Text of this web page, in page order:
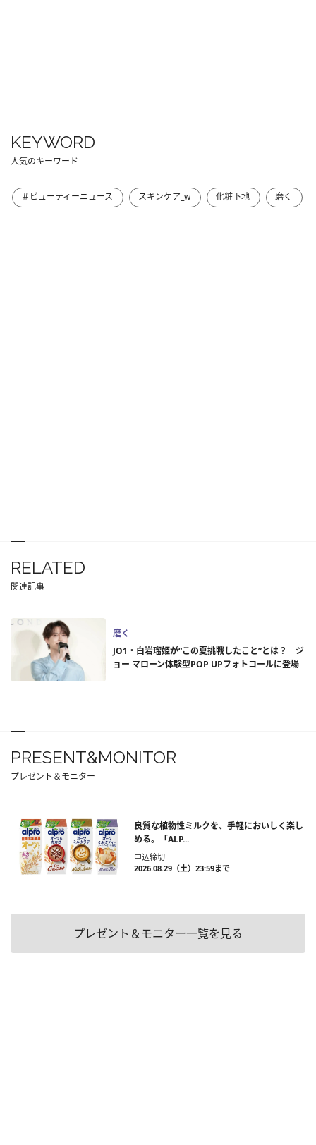
KEYWORD
人気のキーワード
＃ビューティーニュース スキンケア_w 化粧下地 磨く
RELATED
関連記事
磨く
JO1・白岩瑠姫が“この夏挑戦したこと”とは？ ジ
ョー マローン体験型POP UPフォトコールに登場
PRESENT&MONITOR
プレゼント＆モニター
良質な植物性ミルクを、手軽においしく楽し
める。「ALP...
申込締切
2026.08.29（土）23:59まで
プレゼント＆モニター一覧を見る